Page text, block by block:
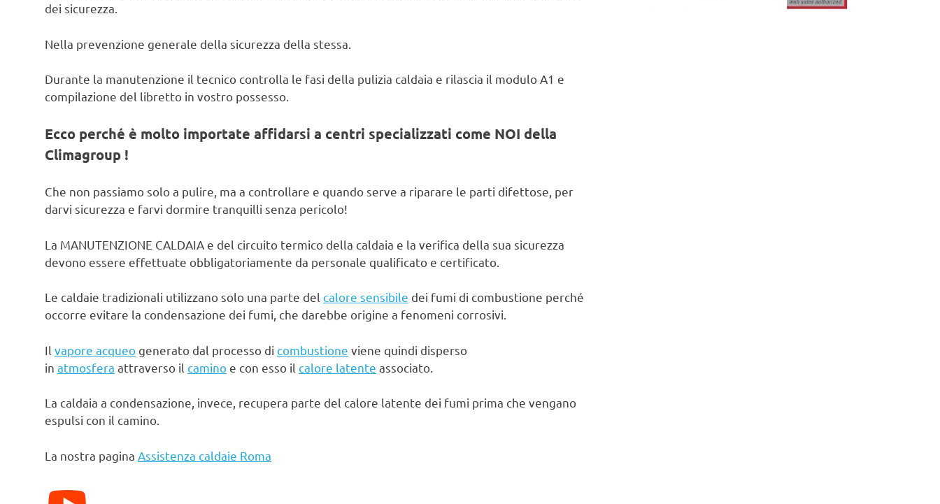
dei sicurezza.
Nella prevenzione generale della sicurezza della stessa.
Durante la manutenzione il tecnico controlla le fasi della pulizia caldaia e rilascia il modulo A1 e
compilazione del libretto in vostro possesso.
Ecco perché è molto importate affidarsi a centri specializzati come NOI della
Climagroup !
Che non passiamo solo a pulire, ma a controllare e quando serve a riparare le parti difettose, per
darvi sicurezza e farvi dormire tranquilli senza pericolo!
La MANUTENZIONE CALDAIA e del circuito termico della caldaia e la verifica della sua sicurezza
devono essere effettuate obbligatoriamente da personale qualificato e certificato.
Le caldaie tradizionali utilizzano solo una parte del calore sensibile dei fumi di combustione perché
occorre evitare la condensazione dei fumi, che darebbe origine a fenomeni corrosivi.
Il vapore acqueo generato dal processo di combustione viene quindi disperso
in atmosfera attraverso il camino e con esso il calore latente associato.
La caldaia a condensazione, invece, recupera parte del calore latente dei fumi prima che vengano
espulsi con il camino.
La nostra pagina Assistenza caldaie Roma